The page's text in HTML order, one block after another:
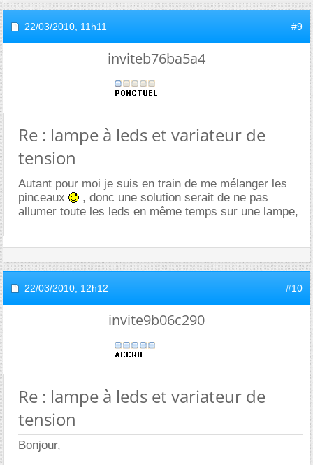
22/03/2010, 11h11 #9
inviteb76ba5a4
Re : lampe à leds et variateur de
tension
Autant pour moi je suis en train de me mélanger les
pinceaux
, donc une solution serait de ne pas
allumer toute les leds en même temps sur une lampe,
22/03/2010, 12h12 #10
invite9b06c290
Re : lampe à leds et variateur de
tension
Bonjour,